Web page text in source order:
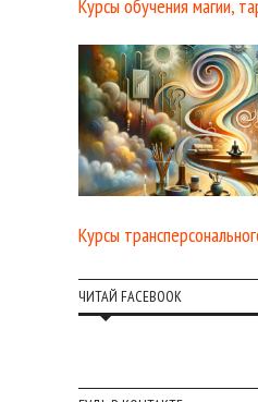
Курсы обучения магии,
Курсы
ЧИТАЙ FACEBOOK